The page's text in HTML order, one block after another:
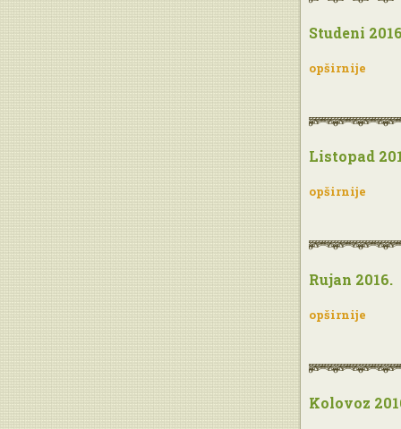
Studeni
opširnije
Listopad
opširnije
Rujan 2016.
opširnije
Kolovoz